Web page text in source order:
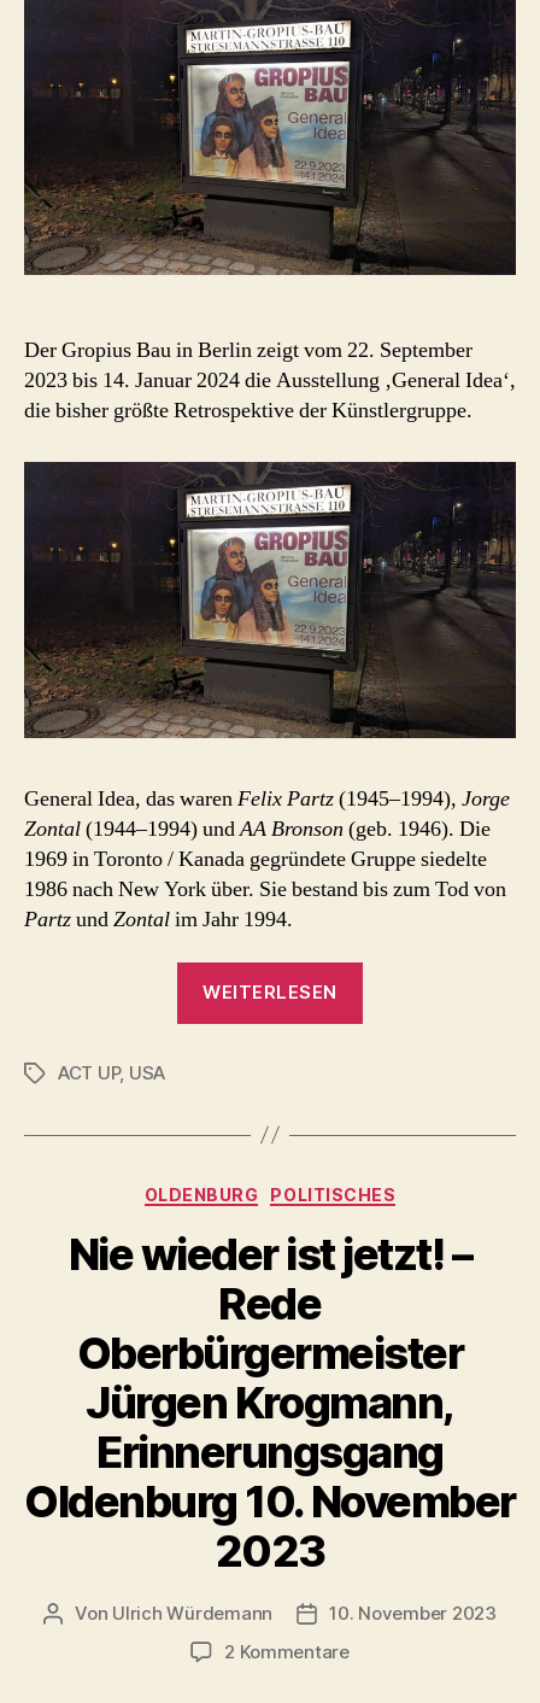
Bau
Berlin
2023)
Der Gropius Bau in Berlin zeigt vom 22. September
2023 bis 14. Januar 2024 die Ausstellung ‚General Idea‘,
die bisher größte Retrospektive der Künstlergruppe.
General Idea, das warenFelix Partz(1945–1994), Jorge
Zontal(1944–1994) undAA Bronson (geb. 1946). Die
1969 in Toronto / Kanada gegründete Gruppe siedelte
1986 nach New York über. Sie bestand bis zum Tod von
PartzundZontalim Jahr 1994.
WEITERLESEN
2023)“
Schlagwörter
ACT UP, USA
Kategorien
OLDENBURG POLITISCHES
Nie wieder ist jetzt! –
Rede
Oberbürgermeister
Jürgen Krogmann,
Erinnerungsgang
Oldenburg 10. November
2023
Beitragsautor
Von Ulrich Würdemann Beitragsdatum
10. November 2023
2 Kommentarezu